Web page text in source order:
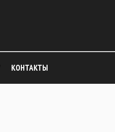
КОНТАКТЫ